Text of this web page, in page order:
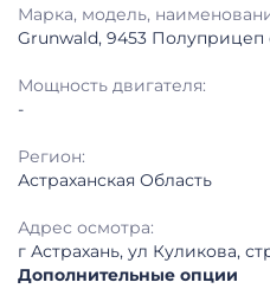
Марка, модель,
Grunwald, 9453 Полуприцеп
Мощность двигателя:
-
Регион:
Астраханская Область
Адрес осмотра:
г Астрахань, ул Куликова,
Дополнительные опции